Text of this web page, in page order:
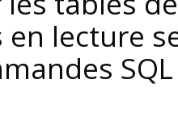
lecture